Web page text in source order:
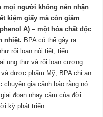
mọi người không nên nhận
kiệm giấy mà còn giảm
A) – một hóa chất độc
nhiệt. BPA có thể gây ra
rối loạn nội tiết, tiểu
ung thư và rối loạn cương
dược phẩm Mỹ, BPA chỉ an
gia cảnh báo rằng nó
đoạn nhạy cảm của đời
kỳ phát triển.